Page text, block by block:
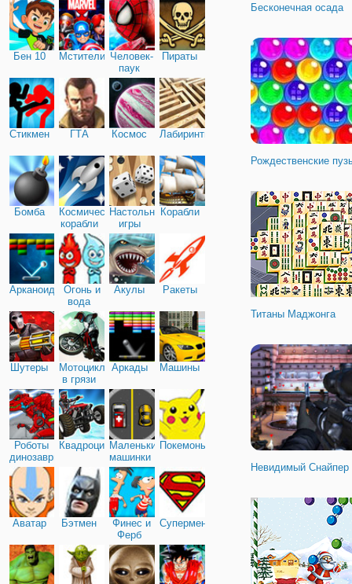
Бен 10 Мстители Человек-
паук
Пираты
Стикмен ГТА Космос Лабиринты
Бомба
Космические
корабли
Настольные
игры
Корабли
Арканоид
Огонь и
вода
Акулы Ракеты
Шутеры
Мотоциклы
в грязи
Аркады Машины
Роботы
динозавры
КвадроциклыМаленькие
машинки
Покемоны
Аватар Бэтмен
Финес и
Ферб
Супермен
Бесконечная осада
Рождественские
Титаны Маджонга
Невидимый Снайпер